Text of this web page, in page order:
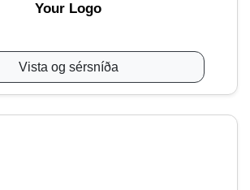
Your Logo
Vista og sérsníða